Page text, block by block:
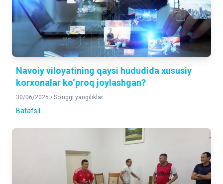
Navoiy viloyatining qaysi hududida xususiy
korxonalar ko‘proq joylashgan?
30/06/2025 • So'nggi yangiliklar
Batafsil ...